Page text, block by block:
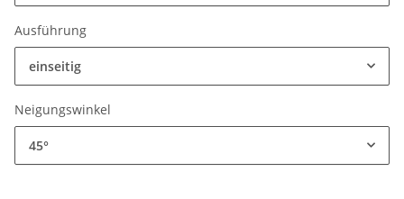
Ausführung
einseitig
Neigungswinkel
45°